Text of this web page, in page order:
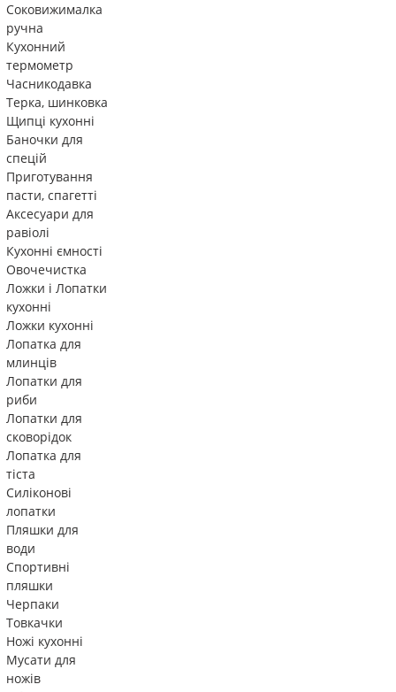
Соковижималка
ручна
Кухонний
термометр
Часникодавка
Терка, шинковка
Щипці кухонні
Баночки для
спецій
Приготування
пасти, спагетті
Аксесуари для
равіолі
Кухонні ємності
Овочечистка
Ложки і Лопатки
кухонні
Ложки кухонні
Лопатка для
млинців
Лопатки для
риби
Лопатки для
сковорідок
Лопатка для
тіста
Силіконові
лопатки
Пляшки для
води
Спортивні
пляшки
Черпаки
Товкачки
Ножі кухонні
Мусати для
ножів